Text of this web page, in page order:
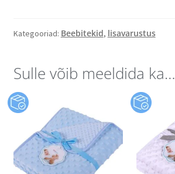
Kategooriad: Beebitekid, lisavarustus
Sulle võib meeldida ka…